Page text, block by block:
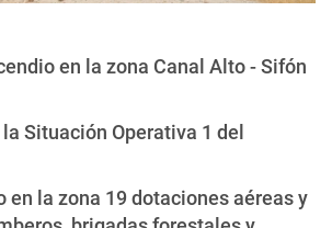
en la zona Canal Alto - Sifón
Situación Operativa 1 del
en la zona 19 dotaciones aéreas y